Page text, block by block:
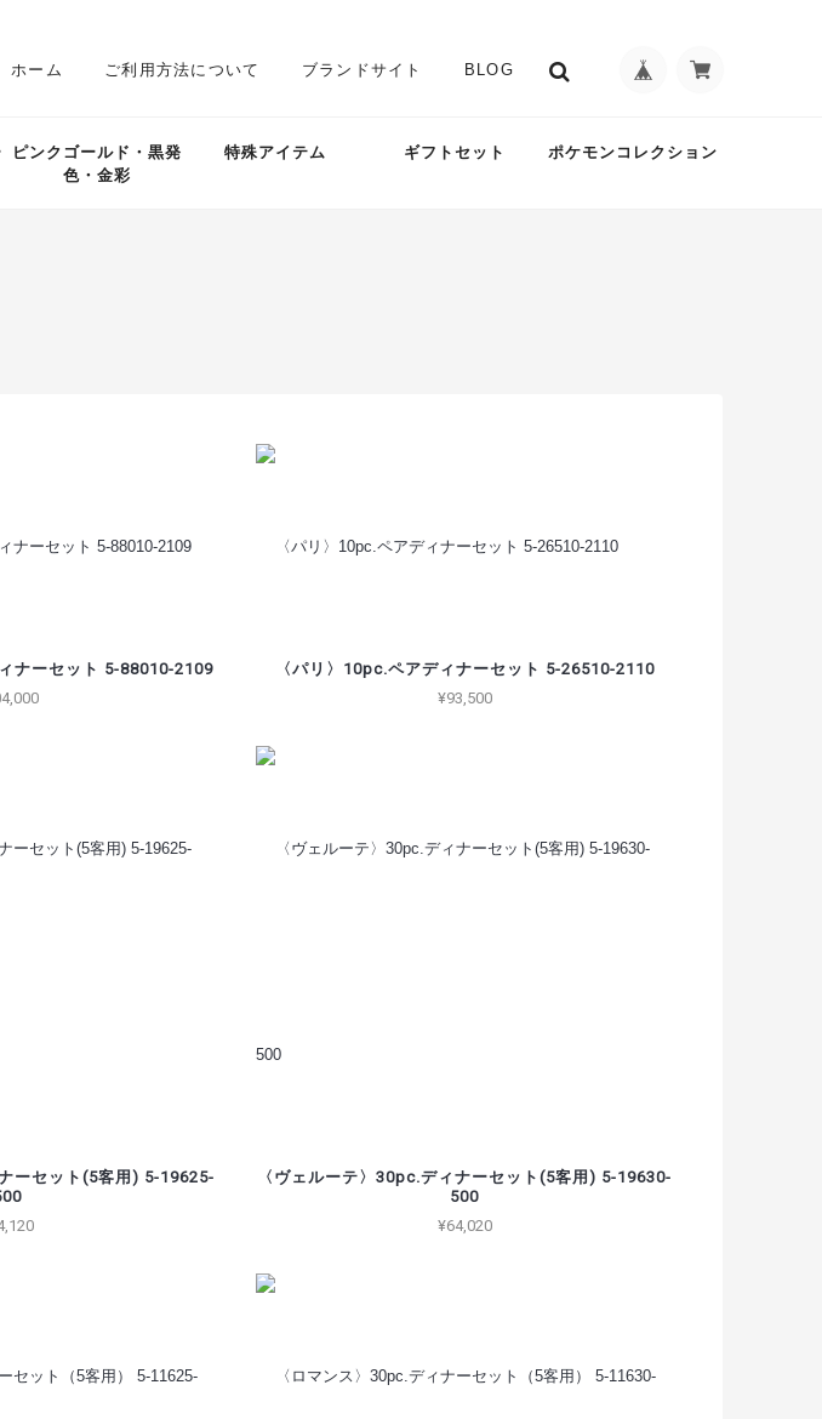
ホーム ご利用方法について ブランドサイト BLOG
ピンクゴールド・黒発
色・金彩
特殊アイテム ギフトセット ポケモンコレクション
ナーセット 5-88010-2109
〈パリ〉10pc.ペアディナーセット 5-26510-2110
¥93,500
ーセット(5客用) 5-19625-
〈ヴェルーテ〉30pc.ディナーセット(5客用) 5-19630-
500
¥64,020